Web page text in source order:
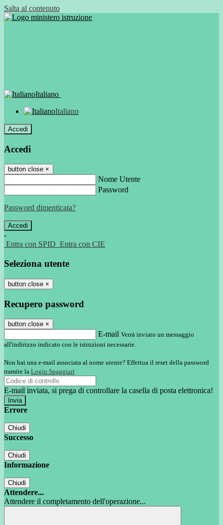
Salta al contenuto
Italiano
Italiano
Accedi
Accedi
button close ×
Nome Utente
Password
Password dimenticata?
-
Entra con SPID Entra con CIE
Seleziona utente
button close ×
Recupero password
button close ×
E-mail Verrà inviato un messaggio
all'indirizzo indicato con le istruzioni necessarie.
Non hai una e-mail associata al nome utente? Effettua il reset della password
tramite la Login Spaggiari
E-mail inviata, si prega di controllare la casella di posta elettronica!
Errore
Chiudi
Successo
Chiudi
Informazione
Chiudi
Attendere...
Attendere il completamento dell'operazione...